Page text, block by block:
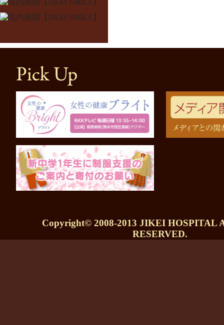
Copyright© 2008-2013 JIKEI HOSPITAL
RESERVED.